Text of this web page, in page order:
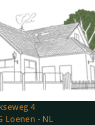
4
Loenen - NL